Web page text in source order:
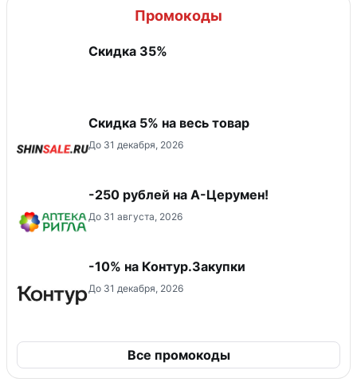
Промокоды
Скидка 35%
Скидка 5% на весь товар
До 31 декабря, 2026
-250 рублей на А-Церумен!
До 31 августа, 2026
-10% на Контур.Закупки
До 31 декабря, 2026
Все промокоды